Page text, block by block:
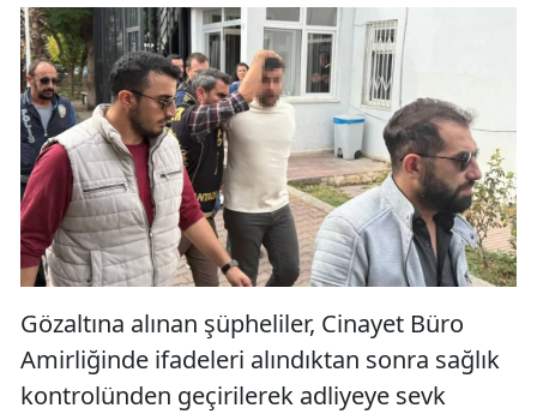
Gözaltına alınan şüpheliler, Cinayet Büro
Amirliğinde ifadeleri alındıktan sonra sağlık
kontrolünden geçirilerek adliyeye sevk